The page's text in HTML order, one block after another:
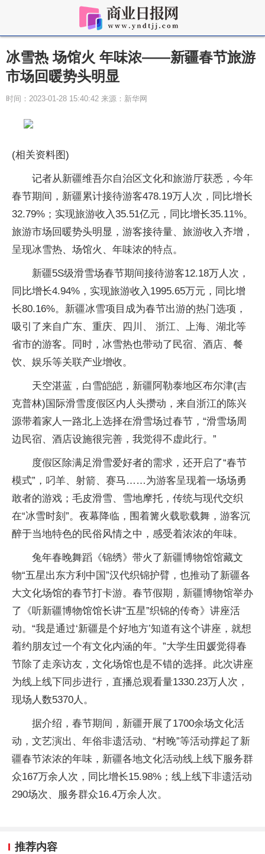
冰雪热 场馆火 年味浓——新疆春节旅游
市场回暖势头明显
时间：2023-01-28 15:40:42 来源：新华网
(相关资料图)
记者从新疆维吾尔自治区文化和旅游厅获悉，今年
春节期间，新疆累计接待游客478.19万人次，同比增长
32.79%；实现旅游收入35.51亿元，同比增长35.11%。
旅游市场回暖势头明显，游客接待量、旅游收入齐增，
呈现冰雪热、场馆火、年味浓的特点。
新疆5S级滑雪场春节期间接待游客12.18万人次，
同比增长4.94%，实现旅游收入1995.65万元，同比增
长80.16%。新疆冰雪项目成为春节出游的热门选项，
吸引了来自广东、重庆、四川、 浙江、上海、湖北等
省市的游客。同时，冰雪热也带动了民宿、酒店、餐
饮、娱乐等关联产业增收。
天空湛蓝，白雪皑皑，新疆阿勒泰地区布尔津(吉
克普林)国际滑雪度假区内人头攒动，来自浙江的陈兴
源带着家人一路北上选择在滑雪场过春节，“滑雪场周
边民宿、酒店设施很完善，我觉得不虚此行。”
度假区除满足滑雪爱好者的需求，还开启了“春节
模式”，叼羊、射箭、赛马……为游客呈现着一场场勇
敢者的游戏；毛皮滑雪、雪地摩托，传统与现代交织
在“冰雪时刻”。夜幕降临，围着篝火载歌载舞，游客沉
醉于当地特色的民俗风情之中，感受着浓浓的年味。
兔年春晚舞蹈《锦绣》带火了新疆博物馆馆藏文
物“五星出东方利中国”汉代织锦护臂，也推动了新疆各
大文化场馆的春节打卡游。春节假期，新疆博物馆举办
了《听新疆博物馆馆长讲“五星”织锦的传奇》讲座活
动。“我是通过‘新疆是个好地方’知道有这个讲座，就想
着约朋友过一个有文化内涵的年。”大学生田媛觉得春
节除了走亲访友，文化场馆也是不错的选择。此次讲座
为线上线下同步进行，直播总观看量1330.23万人次，
现场人数5370人。
据介绍，春节期间，新疆开展了1700余场文化活
动，文艺演出、年俗非遗活动、“村晚”等活动撑起了新
疆春节浓浓的年味，新疆各地文化活动线上线下服务群
众167万余人次，同比增长15.98%；线上线下非遗活动
290场次、服务群众16.4万余人次。
推荐内容